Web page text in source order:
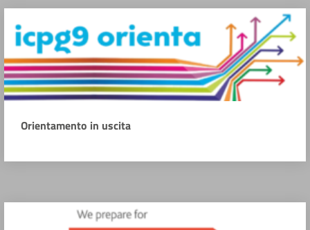
Orientamento in uscita